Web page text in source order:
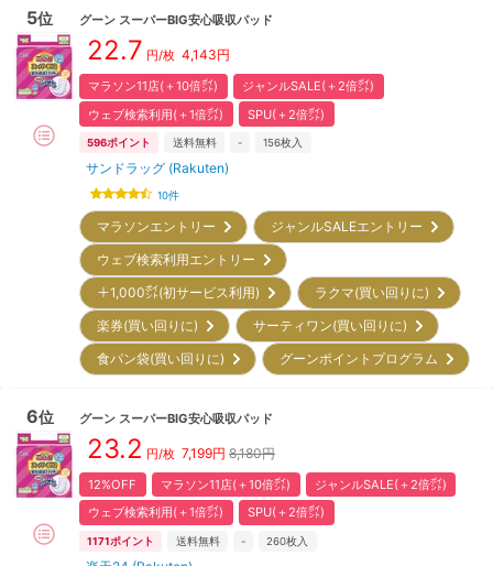
5位 グーン スーパーBIG安心吸収パッド
22.7 円/枚 4,143円
マラソン11店(＋10倍㌽)
ジャンルSALE(＋2倍㌽)
ウェブ検索利用(＋1倍㌽)
SPU(＋2倍㌽)
596ポイント 送料無料 - 156枚入
サンドラッグ (Rakuten)
10件
マラソンエントリー
ジャンルSALEエントリー
ウェブ検索利用エントリー
＋1,000㌽(初サービス利用)
ラクマ(買い回りに)
楽券(買い回りに)
サーティワン(買い回りに)
食パン袋(買い回りに)
グーンポイントプログラム
6位 グーン スーパーBIG安心吸収パッド
23.2 円/枚 7,199円 8,180円
12%OFF マラソン11店(＋10倍㌽)
ジャンルSALE(＋2倍㌽)
ウェブ検索利用(＋1倍㌽)
SPU(＋2倍㌽)
1171ポイント 送料無料 - 260枚入